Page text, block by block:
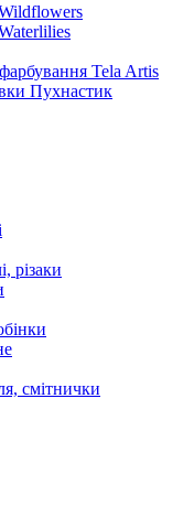
Tela Artis
Пухнастик
різаки
смітнички